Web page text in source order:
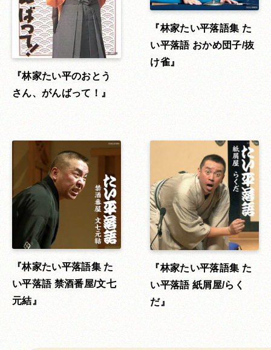
林家たい平のおとう
さん、がんばって！
林家たい平落語集 た
い平落語 おかめ団子/抜
け雀
林家たい平落語集 た
い平落語 禁酒番屋/文七
元結
林家たい平落語集 た
い平落語 紙屑屋/らく
だ